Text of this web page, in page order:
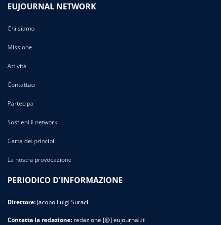
EUJOURNAL NETWORK
Chi siamo
Missione
Attività
Contattaci
Partecipa
Sostieni il network
Carta dei principi
La nostra provocazione
PERIODICO D'INFORMAZIONE
Direttore: Jacopo Luigi Suraci
Contatta la redazione: redazione [@] eujournal.it